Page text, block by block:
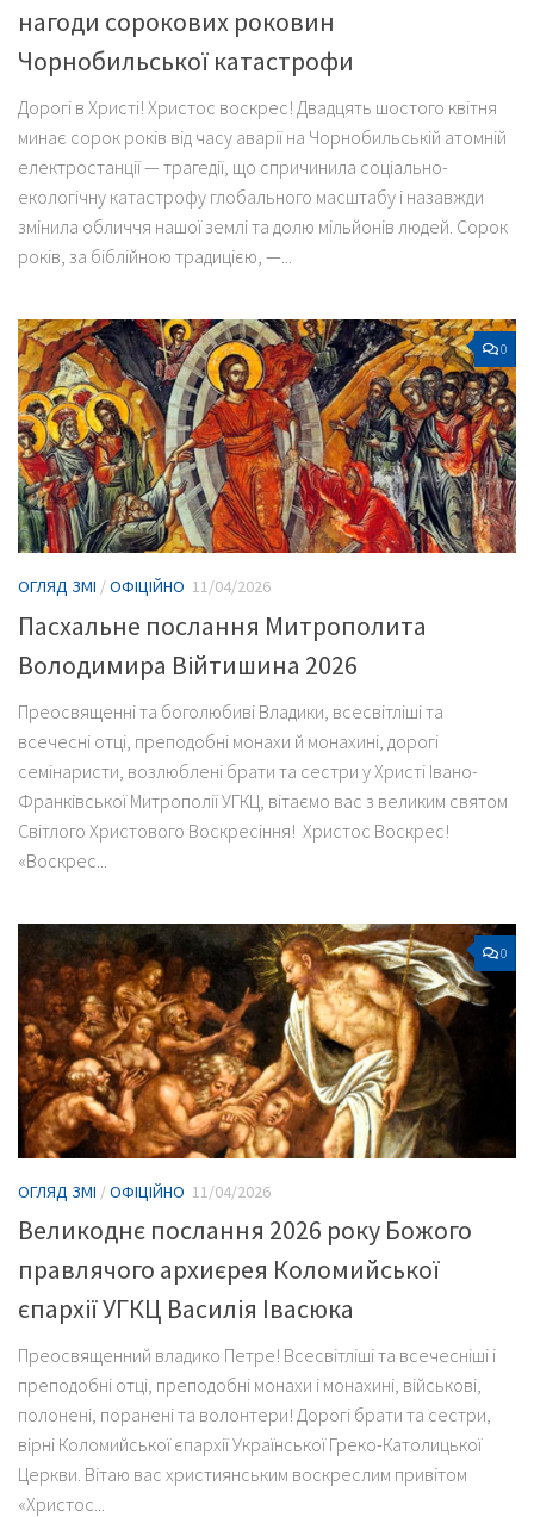
нагоди сорокових роковин
Чорнобильської катастрофи
Дорогі в Христі! Христос воскрес! Двадцять шостого квітня
минає сорок років від часу аварії на Чорнобильській атомній
електростанції — трагедії, що спричинила соціально-
екологічну катастрофу глобального масштабу і назавжди
змінила обличчя нашої землі та долю мільйонів людей. Сорок
років, за біблійною традицією, —...
0
ОГЛЯД ЗМІ /ОФІЦІЙНО 11/04/2026
Пасхальне послання Митрополита
Володимира Війтишина 2026
Преосвященні та боголюбиві Владики, всесвітліші та
всечесні отці, преподобні монахи й монахині, дорогі
семінаристи, возлюблені брати та сестри у Христі Івано-
Франківської Митрополії УГКЦ, вітаємо вас з великим святом
Світлого Христового Воскресіння! Христос Воскрес!
«Воскрес...
0
ОГЛЯД ЗМІ /ОФІЦІЙНО 11/04/2026
Великоднє послання 2026 року Божого
правлячого архиєрея Коломийської
єпархії УГКЦ Василія Івасюка
Преосвященний владико Петре! Всесвітліші та всечесніші і
преподобні отці, преподобні монахи і монахині, військові,
полонені, поранені та волонтери! Дорогі брати та сестри,
вірні Коломийської єпархії Української Греко-Католицької
Церкви. Вітаю вас християнським воскреслим привітом
«Христос...